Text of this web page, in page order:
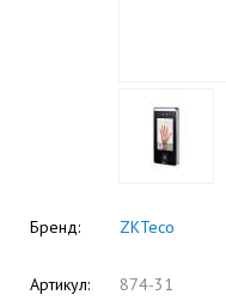
Бренд: ZKTeco
Артикул: 874-31